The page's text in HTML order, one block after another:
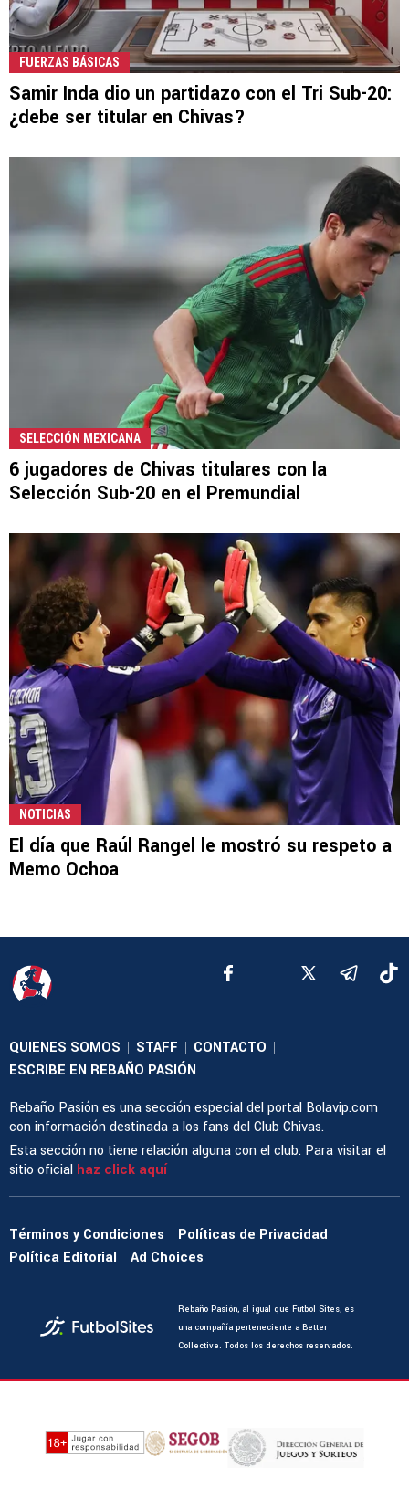
FUERZAS BÁSICAS
Samir Inda dio un partidazo con el Tri Sub-20:
¿debe ser titular en Chivas?
SELECCIÓN MEXICANA
6 jugadores de Chivas titulares con la
Selección Sub-20 en el Premundial
NOTICIAS
El día que Raúl Rangel le mostró su respeto a
Memo Ochoa
QUIENES SOMOS | STAFF | CONTACTO |
ESCRIBE EN REBAÑO PASIÓN
Rebaño Pasión es una sección especial del portal Bolavip.com
con información destinada a los fans del Club Chivas.
Esta sección no tiene relación alguna con el club. Para visitar el
sitio oficial haz click aquí
Términos y Condiciones
Políticas de Privacidad
Política Editorial
Ad Choices
Rebaño Pasión, al igual que Futbol Sites, es
una compañía perteneciente a Better
Collective. Todos los derechos reservados.